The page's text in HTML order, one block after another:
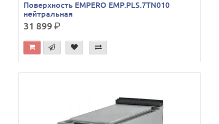
Поверхность EMPERO EMP.PLS.7TN010
нейтральная
31 899р.